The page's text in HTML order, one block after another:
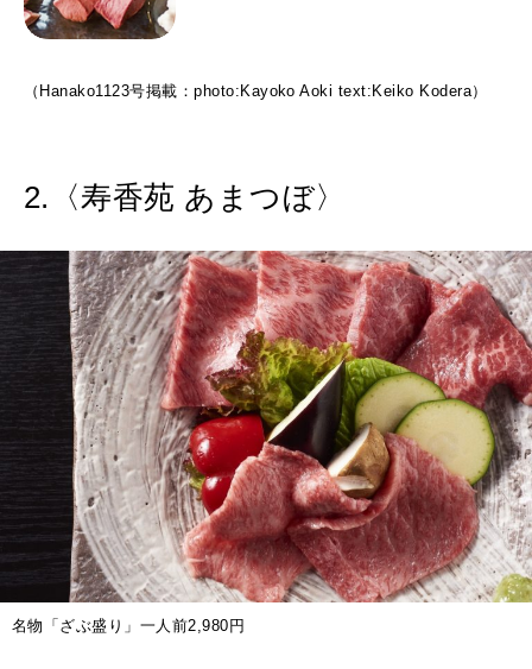
（Hanako1123号掲載：photo:Kayoko Aoki text:Keiko Kodera）
2.〈寿香苑 あまつぼ〉
名物「ざぶ盛り」一人前2,980円